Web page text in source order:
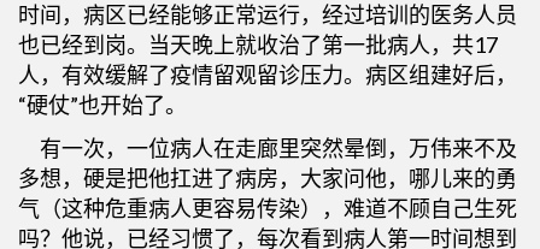
时间，病区已经能够正常运行，经过培训的医务人员
也已经到岗。当天晚上就收治了第一批病人，共17
人，有效缓解了疫情留观留诊压力。病区组建好后，
“硬仗”也开始了。
有一次，一位病人在走廊里突然晕倒，万伟来不及
多想，硬是把他扛进了病房，大家问他，哪儿来的勇
气（这种危重病人更容易传染），难道不顾自己生死
吗？他说，已经习惯了，每次看到病人第一时间想到